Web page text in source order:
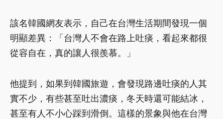
該名韓國網友表示，自己在台灣生活期間發現一個
明顯差異：「台灣人不會在路上吐痰，看起來都很
從容自在，真的讓人很羨慕。」
他提到，如果到韓國旅遊，會發現路邊吐痰的人其
實不少，有些甚至吐出濃痰，冬天時還可能結冰，
甚至有人不小心踩到滑倒。這樣的景象與他在台灣